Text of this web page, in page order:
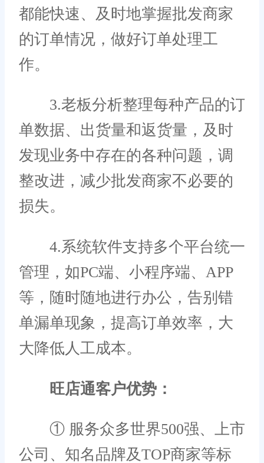
都能快速、及时地掌握批发商家
的订单情况，做好订单处理工
作。
3.老板分析整理每种产品的订
单数据、出货量和返货量，及时
发现业务中存在的各种问题，调
整改进，减少批发商家不必要的
损失。
4.系统软件支持多个平台统一
管理，如PC端、小程序端、APP
等，随时随地进行办公，告别错
单漏单现象，提高订单效率，大
大降低人工成本。
旺店通客户优势：
① 服务众多世界500强、上市
公司、知名品牌及TOP商家等标